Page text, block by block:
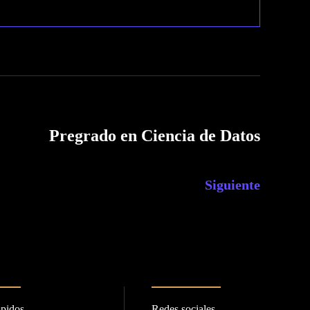
Pregrado en Ciencia de Datos
Siguiente